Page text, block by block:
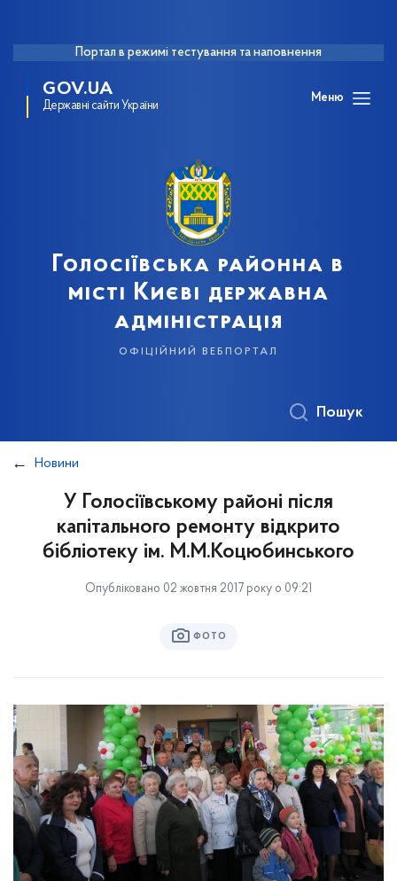
Портал в режимі тестування та наповнення
GOV.UA
Державні сайти України
Меню
Голосіївська районна в
місті Києві державна
адміністрація
офіційний вебпортал
Пошук
Новини
У Голосіївському районі після
капітального ремонту відкрито
бібліотеку ім. М.М.Коцюбинського
Опубліковано 02 жовтня 2017 року о 09:21
ФОТО